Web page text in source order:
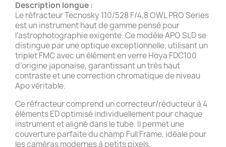
Description longue :
Le réfracteur Tecnosky 110/528 F/4,8 OWL PRO Series
est un instrument haut de gamme pensé pour
l’astrophotographie exigente. Ce modèle APO SLD se
distingue par une optique exceptionnelle, utilisant un
triplet FMC avec un élément en verre Hoya FDC100
d’origine japonaise, garantissant un très haut
contraste et une correction chromatique de niveau
Apo véritable.
Ce réfracteur comprend un correcteur/réducteur à 4
éléments ED optimisé individuellement pour chaque
instrument et aligné dans le tube. Il permet une
couverture parfaite du champ Full Frame, idéale pour
les caméras modernes à petits pixels.